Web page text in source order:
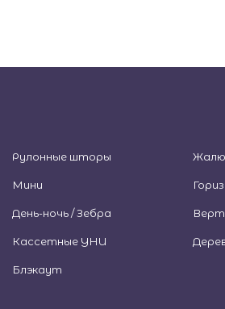
Рулонные шторы
Мини
День-ночь / Зебра
Кассетные УНИ
Блэкаут